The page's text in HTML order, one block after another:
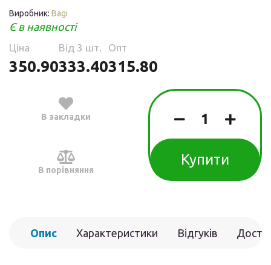
Виробник: Bagi
Є в наявності
Ціна
350.90
Від 3 шт.
333.40
Опт
315.80
В закладки
В порівняння
Купити
Опис Характеристики Відгуків